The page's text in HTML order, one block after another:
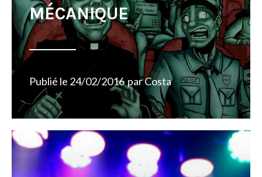
MÉCANIQUE
Publié le 24/02/2016 parCosta